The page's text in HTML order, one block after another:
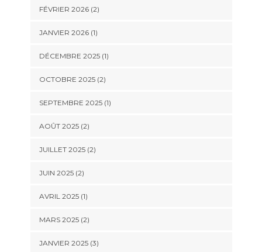
FÉVRIER 2026(2)
JANVIER 2026(1)
DÉCEMBRE 2025(1)
OCTOBRE 2025(2)
SEPTEMBRE 2025(1)
AOÛT 2025(2)
JUILLET 2025(2)
JUIN 2025(2)
AVRIL 2025(1)
MARS 2025(2)
JANVIER 2025(3)